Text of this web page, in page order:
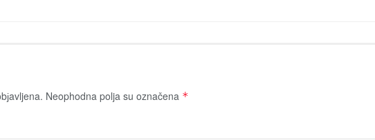
Neophodna polja su označena *